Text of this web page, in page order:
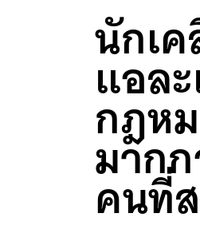
นักเ
แอล
กฎห
มาก
คนที่